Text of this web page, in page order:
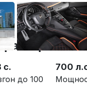
с.
до 100
700